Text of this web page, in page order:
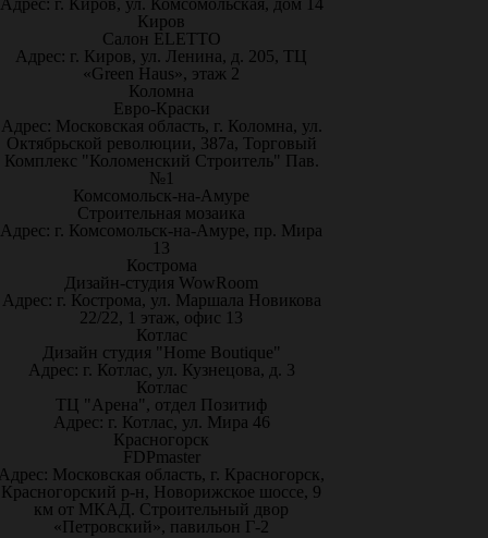
Адрес: г. Киров, ул. Комсомольская, дом 14
Киров
Салон ELETTO
Адрес: г. Киров, ул. Ленина, д. 205, ТЦ
«Green Haus», этаж 2
Коломна
Евро-Краски
Адрес: Московская область, г. Коломна, ул.
Октябрьской революции, 387а, Торговый
Комплекс "Коломенский Строитель" Пав.
№1
Комсомольск-на-Амуре
Строительная мозаика
Адрес: г. Комсомольск-на-Амуре, пр. Мира
13
Кострома
Дизайн-студия WowRoom
Адрес: г. Кострома, ул. Маршала Новикова
22/22, 1 этаж, офис 13
Котлас
Дизайн студия "Home Boutique"
Адрес: г. Котлас, ул. Кузнецова, д. 3
Котлас
ТЦ "Арена", отдел Позитиф
Адрес: г. Котлас, ул. Мира 46
Красногорск
FDPmaster
Московская область, г. Красногорск,
Красногорский р-н, Новорижское шоссе, 9
км от МКАД. Строительный двор
«Петровский», павильон Г-2